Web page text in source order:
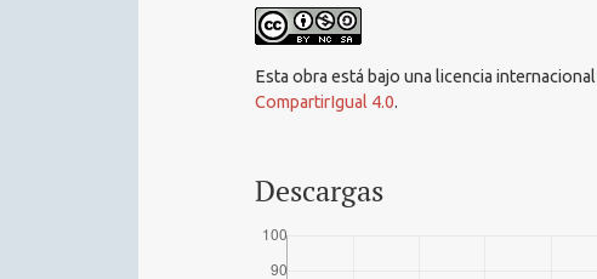
Esta obra está bajo una licencia internacional
CompartirIgual 4.0.
Descargas